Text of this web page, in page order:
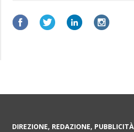
DIREZIONE, REDAZIONE, PUBBLICITÀ